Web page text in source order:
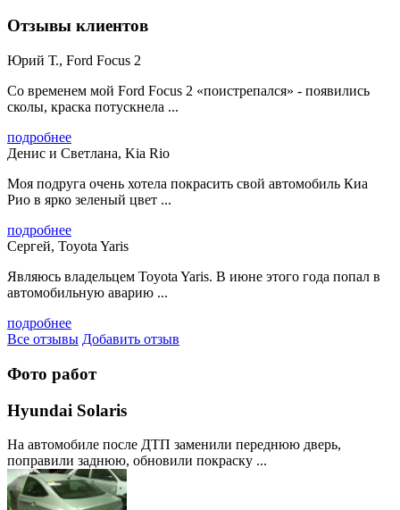
Отзывы клиентов
Юрий Т., Ford Focus 2
Со временем мой Ford Focus 2 «поистрепался» - появились
сколы, краска потускнела ...
подробнее
Денис и Светлана, Kia Rio
Моя подруга очень хотела покрасить свой автомобиль Киа
Рио в ярко зеленый цвет ...
подробнее
Сергей, Toyota Yaris
Являюсь владельцем Toyota Yaris. В июне этого года попал в
автомобильную аварию ...
подробнее
Все отзывы Добавить отзыв
Фото работ
Hyundai Solaris
На автомобиле после ДТП заменили переднюю дверь,
поправили заднюю, обновили покраску ...